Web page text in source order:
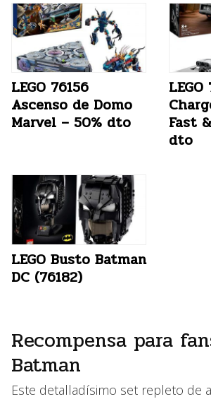
LEGO 76156
Ascenso de Domo
Marvel – 50% dto
Fast
dto
LEGO Busto Batman
DC (76182)
Recompensa para
Batman
Este detalladísimo set repleto de